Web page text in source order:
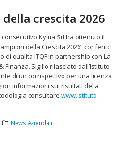
crescita 2026
Kyma Srl ha ottenuto il
della Crescita 2026” conferito
di qualità ITQF in partnership con La
Finanza. Sigillo rilasciato dall’Istituto
di un corrispettivo per una licenza
informazioni sui risultati della
consultare www.istituto-
News Aziendali